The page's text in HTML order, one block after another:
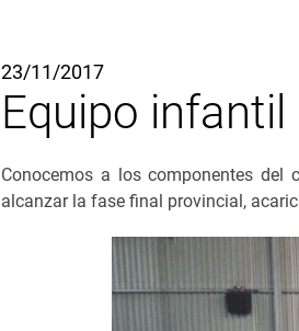
23/11/2017
Equipo
Conocemos a los componentes del
alcanzar la fase final provincial,